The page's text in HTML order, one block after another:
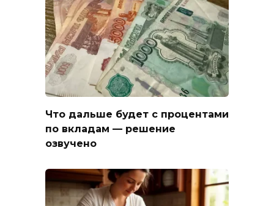
Что дальше будет с процентами
по вкладам — решение
озвучено